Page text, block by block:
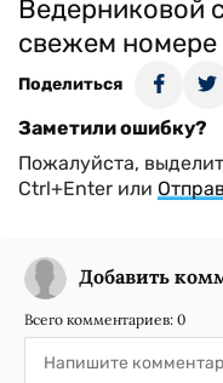
Ведерниковой
свежем
Поделиться
Заметили ошибку?
Пожалуйста,
Ctrl+Enter или
Добавить
Всего комментариев: 0